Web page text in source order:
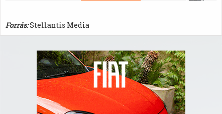
Forrás:Stellantis Media